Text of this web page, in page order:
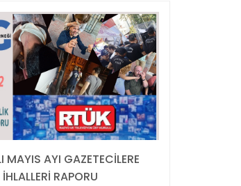
MAYIS AYI GAZETECİLERE
RAPORU